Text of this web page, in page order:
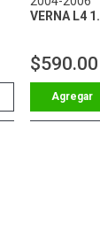
VERNA L4
$590.00